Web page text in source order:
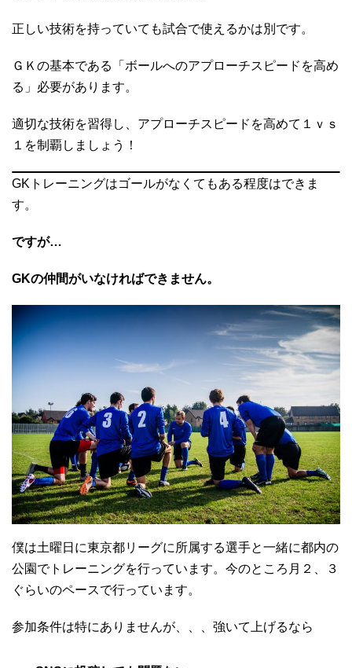
正しい技術を持っていても試合で使えるかは別です。
ＧＫの基本である「ボールへのアプローチスピードを高め
る」必要があります。
適切な技術を習得し、アプローチスピードを高めて１ｖｓ
１を制覇しましょう！
GKトレーニングはゴールがなくてもある程度はできま
す。
ですが…
GKの仲間がいなければできません。
僕は土曜日に東京都リーグに所属する選手と一緒に都内の
公園でトレーニングを行っています。今のところ月２、３
ぐらいのペースで行っています。
参加条件は特にありませんが、、、強いて上げるなら